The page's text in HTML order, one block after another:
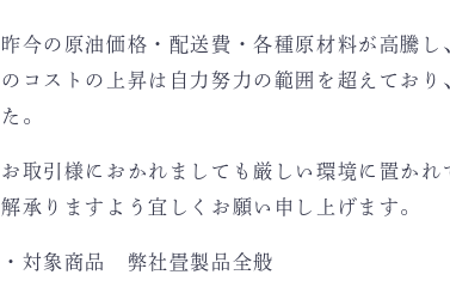
昨今の原油価格・配送費・各種原材料が高騰
のコストの上昇は自力努力の範囲を超えてお
た。
お取引様におかれましても厳しい環境に置か
解承りますよう宜しくお願い申し上げます。
・対象商品 弊社畳製品全般